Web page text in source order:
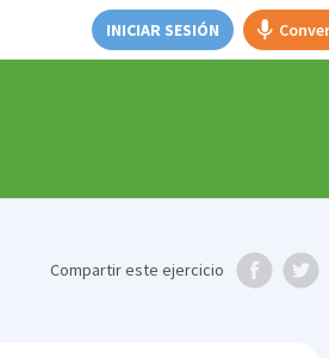
INICIAR SESIÓN
Compartireste ejercicio